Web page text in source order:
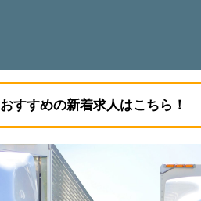
おすすめの新着求人はこちら！